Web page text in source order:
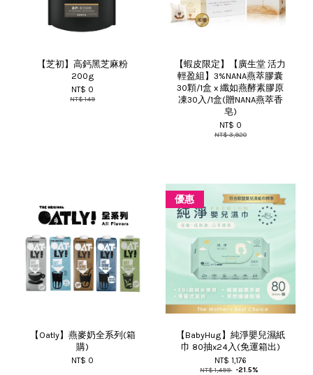
【芝初】高鈣黑芝麻粉
200g
NT$ 0
NT$ 149
【蝦皮限定】【廣生堂 活力
輕盈組】3%NANA燕萃膠囊
30顆/1盒 x 纖如燕酵素膠原
凍30入/1盒(贈NANA燕萃香
皂)
NT$ 0
NT$ 3,920
【Oatly】燕麥奶全系列(箱
購)
NT$ 0
優惠
【BabyHug】純淨嬰兒濕紙
巾 80抽x24入(免運箱出)
NT$ 1,176
NT$ 1,499 -21.5%